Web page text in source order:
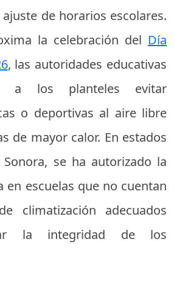
de horarios escolares.
la celebración del Día
, las autoridades educativas
a los planteles evitar
o deportivas al aire libre
de mayor calor. En estados
se ha autorizado la
en escuelas que no cuentan
climatización adecuados
la integridad de los